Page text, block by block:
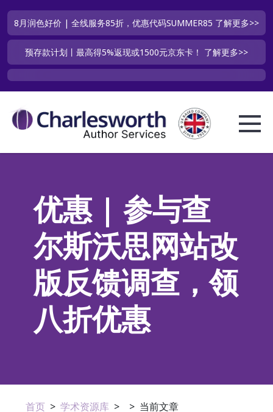
8月润色好价 | 全线服务85折，优惠代码SUMMER85 了解更多>>
预存款计划丨最高得5%返现或1500元京东卡！ 了解更多>>
优惠 | 参与查
尔斯沃思网站改
版反馈调查，领
八折优惠
首页 > 学术资源库 > > 当前文章